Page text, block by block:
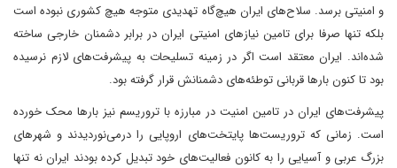
و امنیتی برسد. سلاح‌های ایران هیچ‌گاه تهدیدی متوجه هیچ کشوری نبوده است
بلکه تنها صرفا برای تامین نیازهای امنیتی ایران در برابر دشمنان خارجی ساخته
شده‌اند. ایران معتقد است اگر در زمینه تسلیحات به پیشرفت‌های لازم نرسیده
بود تا کنون بارها قربانی توطئه‌های دشمنانش قرار گرفته بود.
پیشرفت‌های ایران در تامین امنیت در مبارزه با تروریسم نیز بارها محک خورده
است. زمانی که تروریست‌ها پایتخت‌های اروپایی را درمی‌نوردیدند و شهر‌های
بزرگ عربی و آسیایی را به کانون فعالیت‌های خود تبدیل کرده بودند ایران نه تنها